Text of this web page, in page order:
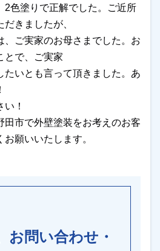
2色塗りで正解でした。ご近所
きましたが、
、ご実家のお母さまでした。お
とで、ご実家
たいとも言って頂きました。あ
！
田市で外壁塗装をお考えのお客
願いいたします。
お問い合わせ・